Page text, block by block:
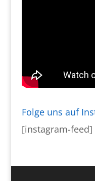
Folge uns auf
[instagram-feed]